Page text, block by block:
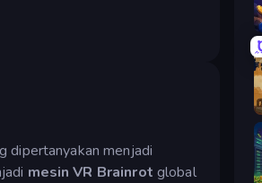
dipertanyakan menjadi
mesin VR Brainrot global